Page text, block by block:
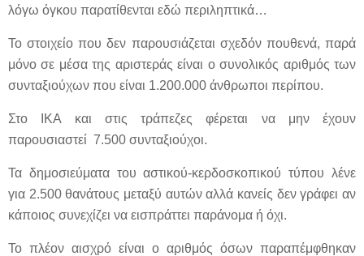
λόγω όγκου παρατίθενται εδώ περιληπτικά…
Το στοιχείο που δεν παρουσιάζεται σχεδόν πουθενά, παρά
μόνο σε μέσα της αριστεράς είναι ο συνολικός αριθμός των
συνταξιούχων που είναι 1.200.000 άνθρωποι περίπου.
Στο ΙΚΑ και στις τράπεζες φέρεται να μην έχουν
παρουσιαστεί 7.500 συνταξιούχοι.
Τα δημοσιεύματα του αστικού-κερδοσκοπικού τύπου λένε
για 2.500 θανάτους μεταξύ αυτών αλλά κανείς δεν γράφει αν
κάποιος συνεχίζει να εισπράττει παράνομα ή όχι.
Το πλέον αισχρό είναι ο αριθμός όσων παραπέμφθηκαν